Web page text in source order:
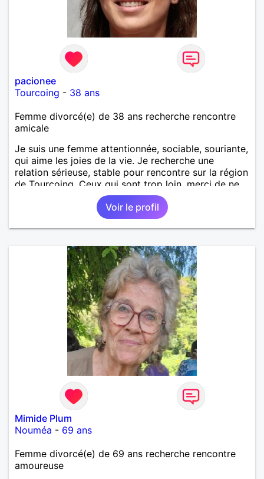
pacionee
Tourcoing - 38 ans
Femme divorcé(e) de 38 ans recherche rencontre
amicale
Je suis une femme attentionnée, sociable, souriante,
qui aime les joies de la vie. Je recherche une
relation sérieuse, stable pour rencontre sur la région
de Tourcoing. Ceux qui sont trop loin, merci de ne
pas me contacter et pour les autres je ne
manquerais pas de vous répondre et ce sera avec
Voir le profil
Mimide Plum
Nouméa - 69 ans
Femme divorcé(e) de 69 ans recherche rencontre
amoureuse